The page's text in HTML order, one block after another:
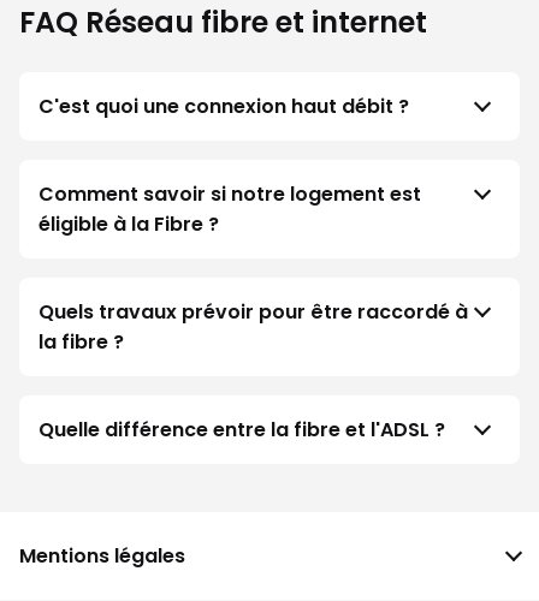
FAQ Réseau fibre et internet
C'est quoi une connexion haut débit ?
Comment savoir si notre logement est
éligible à la Fibre ?
Quels travaux prévoir pour être raccordé à
la fibre ?
Quelle différence entre la fibre et l'ADSL ?
Mentions légales